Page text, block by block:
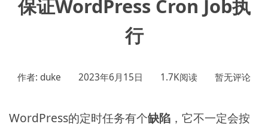
保证WordPress Cron Job执
行
作者: duke 2023年6月15日 1.7K阅读 暂无评论
WordPress的定时任务有个缺陷 ，它不一定会按